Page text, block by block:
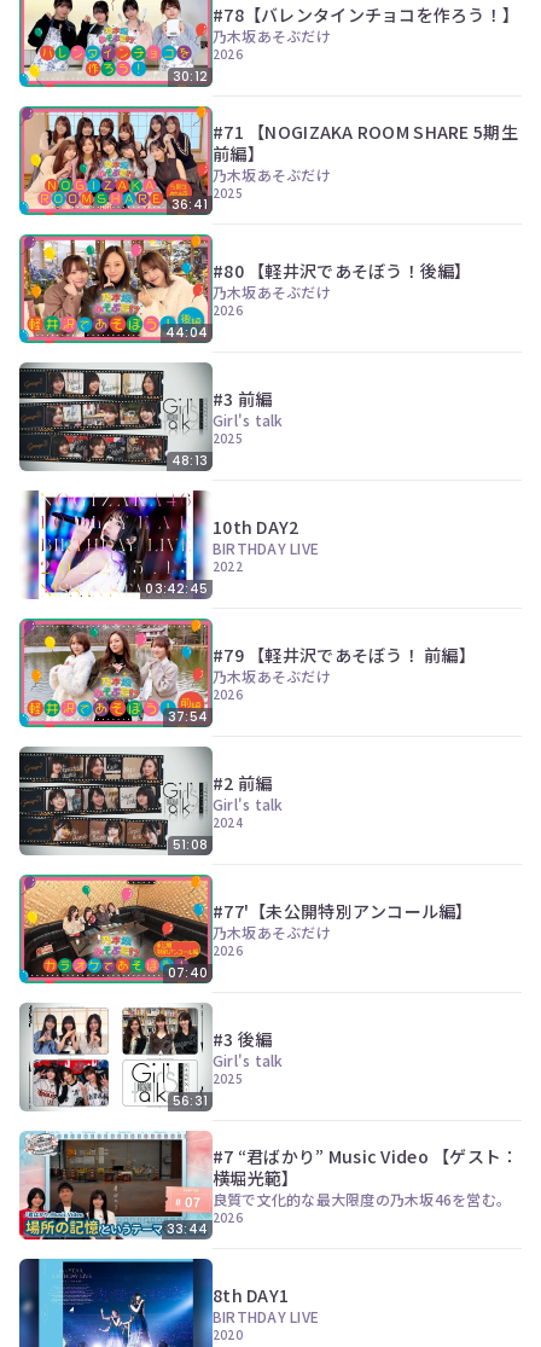
30:12
#78【バレンタインチョコを作ろう！】
乃木坂あそぶだけ
2026
36:41
#71 【NOGIZAKA ROOM SHARE 5期生
前編】
乃木坂あそぶだけ
2025
44:04
#80 【軽井沢であそぼう！後編】
乃木坂あそぶだけ
2026
48:13
#3 前編
Girl's talk
2025
03:42:45
10th DAY2
BIRTHDAY LIVE
2022
37:54
#79 【軽井沢であそぼう！ 前編】
乃木坂あそぶだけ
2026
51:08
#2 前編
Girl's talk
2024
07:40
#77'【未公開特別アンコール編】
乃木坂あそぶだけ
2026
56:31
#3 後編
Girl's talk
2025
33:44
#7 “君ばかり” Music Video 【ゲスト：
横堀光範】
良質で文化的な最大限度の乃木坂46を営む。
2026
8th DAY1
BIRTHDAY LIVE
2020